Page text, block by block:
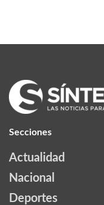
Secciones
Actualidad
Nacional
Deportes